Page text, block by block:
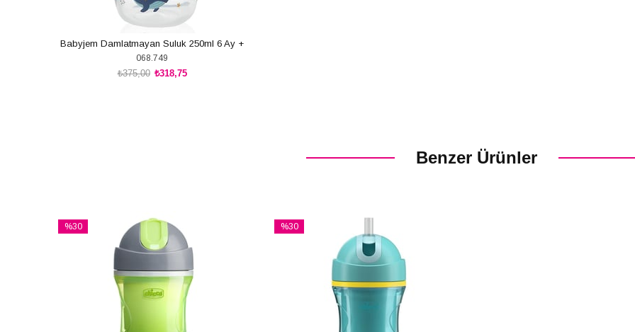
Babyjem Damlatmayan Suluk 250ml 6 Ay +
068.749
₺318,75
₺375,00
Benzer Ürünler
%30
%30